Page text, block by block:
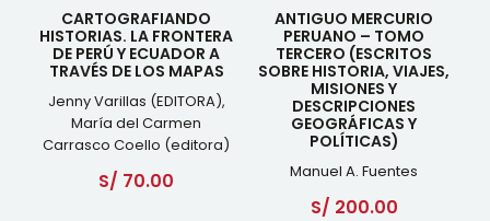
CARTOGRAFIANDO
HISTORIAS. LA FRONTERA
DE PERÚ Y ECUADOR A
TRAVÉS DE LOS MAPAS
Jenny Varillas (EDITORA),
María del Carmen
Carrasco Coello (editora)
S/ 70.00
ANTIGUO MERCURIO
PERUANO – TOMO
TERCERO (ESCRITOS
SOBRE HISTORIA, VIAJES,
MISIONES Y
DESCRIPCIONES
GEOGRÁFICAS Y
POLÍTICAS)
Manuel A. Fuentes
S/ 200.00